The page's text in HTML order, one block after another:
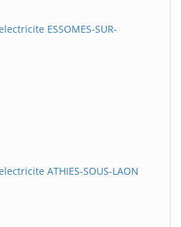
ESSOMES-SUR-
ATHIES-SOUS-LAON